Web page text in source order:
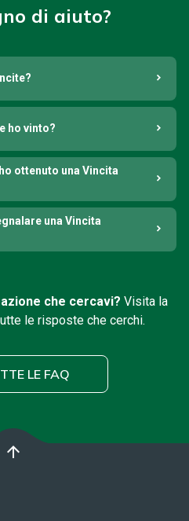
di aiuto?
ho vinto?
ottenuto una Vincita
una Vincita
che cercavi? Visita la
le risposte che cerchi.
LE FAQ
arrow_upward